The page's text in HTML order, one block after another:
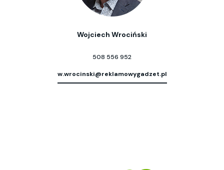
Wojciech Wrociński
508 556 952
w.wrocinski@reklamowygadzet.pl